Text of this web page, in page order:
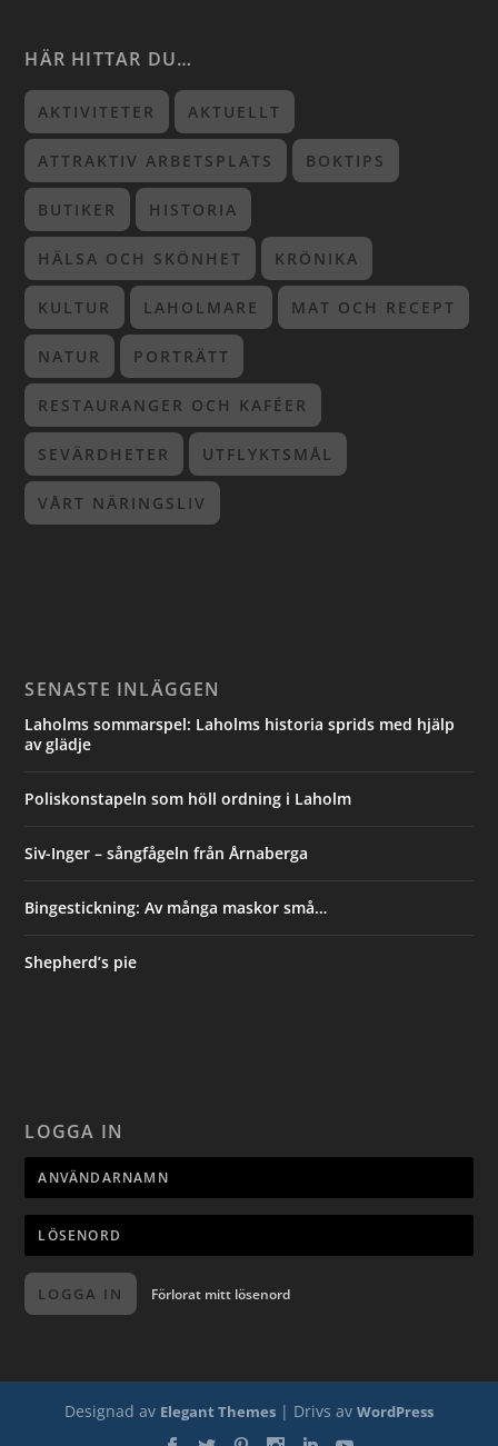
HÄR HITTAR DU…
AKTIVITETER AKTUELLT
ATTRAKTIV ARBETSPLATS BOKTIPS
BUTIKER HISTORIA
HÄLSA OCH SKÖNHET KRÖNIKA
KULTUR LAHOLMARE MAT OCH RECEPT
NATUR PORTRÄTT
RESTAURANGER OCH KAFÉER
SEVÄRDHETER UTFLYKTSMÅL
VÅRT NÄRINGSLIV
SENASTE INLÄGGEN
Laholms sommarspel: Laholms historia sprids med hjälp
av glädje
Poliskonstapeln som höll ordning i Laholm
Siv-Inger – sångfågeln från Årnaberga
Bingestickning: Av många maskor små…
Shepherd’s pie
LOGGA IN
LOGGA IN Förlorat mitt lösenord
Designad av Elegant Themes | Drivs av WordPress